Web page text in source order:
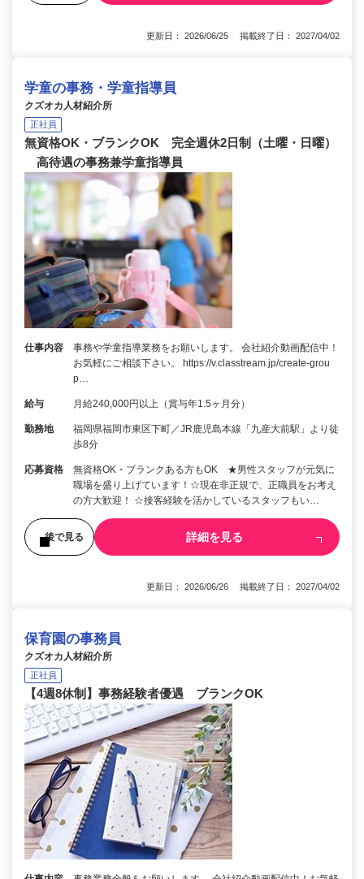
更新日： 2026/06/25 掲載終了日： 2027/04/02
学童の事務・学童指導員
クズオカ人材紹介所
正社員
無資格OK・ブランクOK 完全週休2日制（土曜・日曜）
高待遇の事務兼学童指導員
仕事内容
事務や学童指導業務をお願いします。 会社紹介動画配信中！
お気軽にご相談下さい。 https://v.classtream.jp/create-grou
p…
給与 月給240,000円以上（賞与年1.5ヶ月分）
勤務地
福岡県福岡市東区下町／JR鹿児島本線「九産大前駅」より徒
歩8分
応募資格
無資格OK・ブランクある方もOK ★男性スタッフが元気に
職場を盛り上げています！☆現在非正規で、正職員をお考え
の方大歓迎！ ☆接客経験を活かしているスタッフもい…
後で見る 詳細を見る
更新日： 2026/06/26 掲載終了日： 2027/04/02
保育園の事務員
クズオカ人材紹介所
正社員
【4週8休制】事務経験者優遇 ブランクOK